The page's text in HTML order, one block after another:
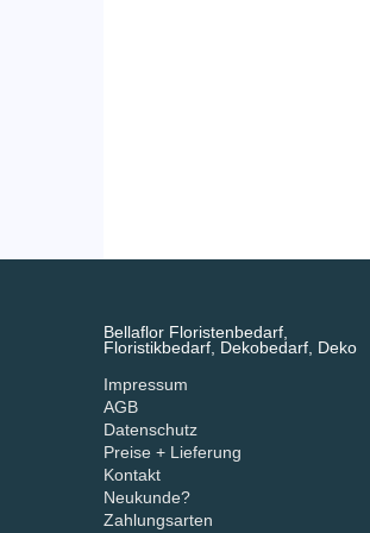
Bellaflor Floristenbedarf,
Floristikbedarf, Dekobedarf, Deko
Impressum
AGB
Datenschutz
Preise + Lieferung
Kontakt
Neukunde?
Zahlungsarten